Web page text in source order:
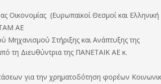
Οικονομίας (Ευρωπαϊκοί Θεσμοί και Ελληνική
ΑΕ
Μηχανισμού Στήριξης και Ανάπτυξης της
τη Διευθύντρια της ΠΑΝΕΤΑΙΚ ΑΕ κ.
για την χρηματοδότηση φορέων